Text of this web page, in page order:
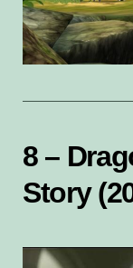
8 –
Story